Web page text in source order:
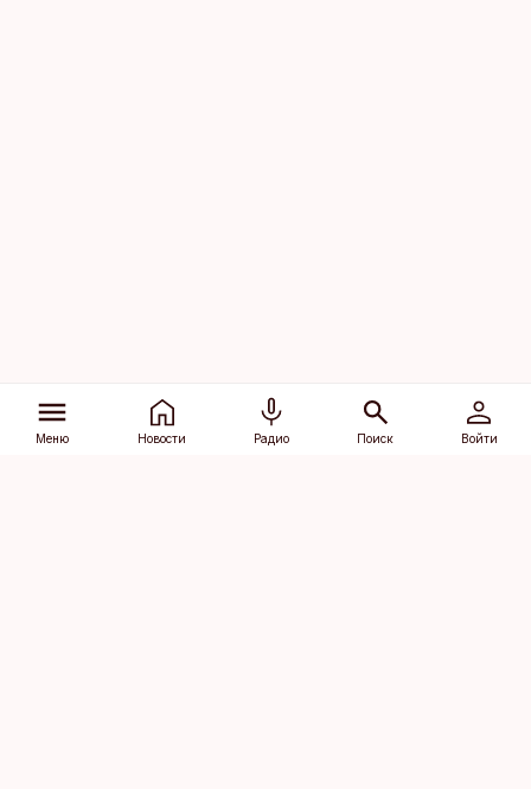
Меню Новости Радио Поиск Войти